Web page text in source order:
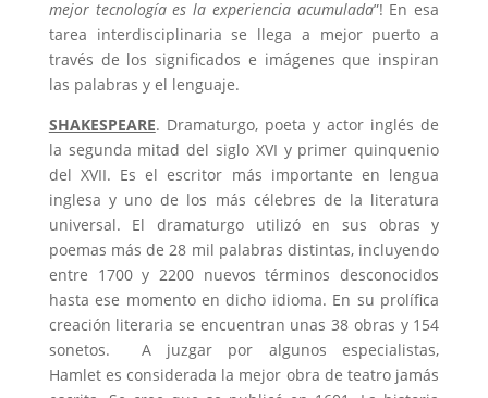
mejor tecnología es la experiencia acumulada”! En esa
tarea interdisciplinaria se llega a mejor puerto a
través de los significados e imágenes que inspiran
las palabras y el lenguaje.
SHAKESPEARE. Dramaturgo, poeta y actor inglés de
la segunda mitad del siglo XVI y primer quinquenio
del XVII. Es el escritor más importante en lengua
inglesa y uno de los más célebres de la literatura
universal. El dramaturgo utilizó en sus obras y
poemas más de 28 mil palabras distintas, incluyendo
entre 1700 y 2200 nuevos términos desconocidos
hasta ese momento en dicho idioma. En su prolífica
creación literaria se encuentran unas 38 obras y 154
sonetos. A juzgar por algunos especialistas,
Hamlet es considerada la mejor obra de teatro jamás